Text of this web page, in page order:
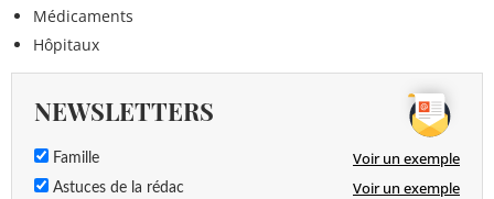
Médicaments
Hôpitaux
NEWSLETTERS
Famille Voir un exemple
Astuces de la rédac Voir un exemple